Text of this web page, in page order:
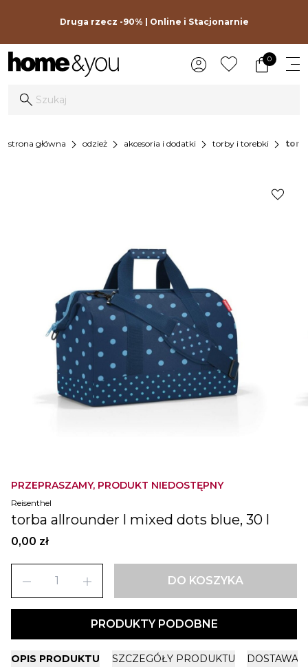
Druga rzecz -90% | Online i Stacjonarnie
0
strona główna chevron_right odzież chevron_right akcesoria i dodatki chevron_right torby i torebki chevron_right
PRZEPRASZAMY, PRODUKT NIEDOSTĘPNY
Reisenthel
torba allrounder l mixed dots blue, 30 l
0,00 zł
remove add DO KOSZYKA
PRODUKTY PODOBNE
favorite
OPIS PRODUKTU SZCZEGÓŁY PRODUKTU DOSTAWA